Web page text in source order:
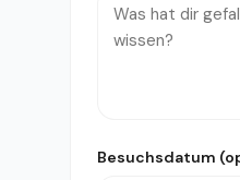
Besuchsdatum